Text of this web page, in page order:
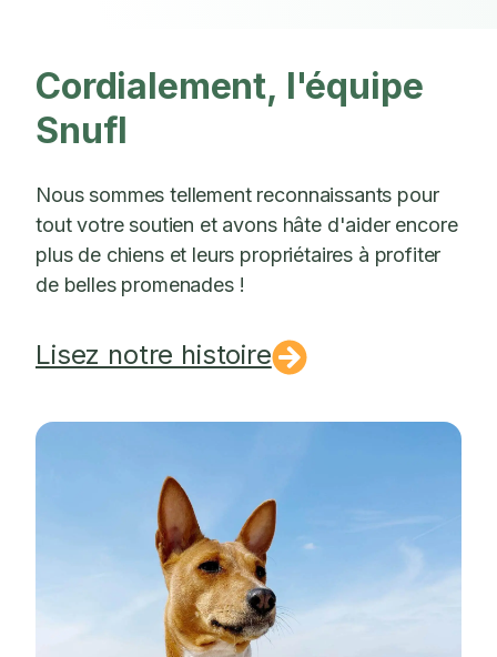
Cordialement, l'équipe
Snufl
Nous sommes tellement reconnaissants pour
tout votre soutien et avons hâte d'aider encore
plus de chiens et leurs propriétaires à profiter
de belles promenades !
Lisez notre histoire